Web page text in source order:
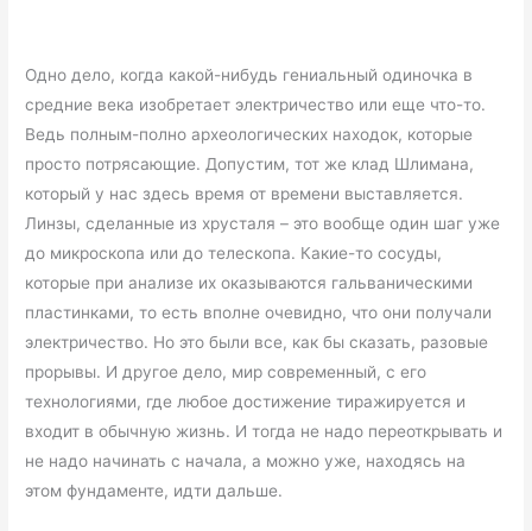
Одно дело, когда какой-нибудь гениальный одиночка в
средние века изобретает электричество или еще что-то.
Ведь полным-полно археологических находок, которые
просто потрясающие. Допустим, тот же клад Шлимана,
который у нас здесь время от времени выставляется.
Линзы, сделанные из хрусталя – это вообще один шаг уже
до микроскопа или до телескопа. Какие-то сосуды,
которые при анализе их оказываются гальваническими
пластинками, то есть вполне очевидно, что они получали
электричество. Но это были все, как бы сказать, разовые
прорывы. И другое дело, мир современный, с его
технологиями, где любое достижение тиражируется и
входит в обычную жизнь. И тогда не надо переоткрывать и
не надо начинать с начала, а можно уже, находясь на
этом фундаменте, идти дальше.